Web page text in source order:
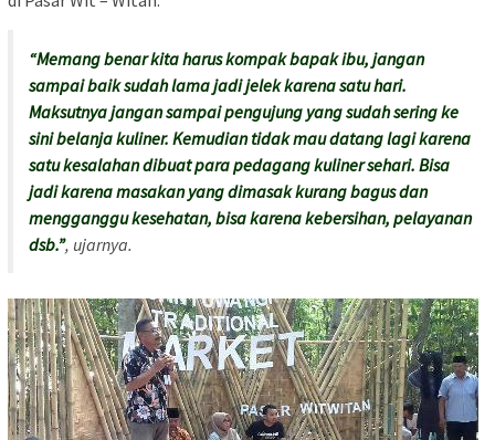
“Memang benar kita harus kompak bapak ibu, jangan
sampai baik sudah lama jadi jelek karena satu hari.
Maksutnya jangan sampai pengujung yang sudah sering ke
sini belanja kuliner. Kemudian tidak mau datang lagi karena
satu kesalahan dibuat para pedagang kuliner sehari. Bisa
jadi karena masakan yang dimasak kurang bagus dan
mengganggu kesehatan, bisa karena kebersihan, pelayanan
dsb.”, ujarnya.